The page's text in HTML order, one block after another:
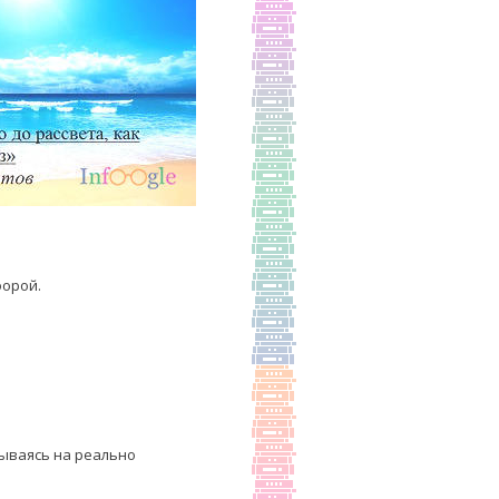
на реально